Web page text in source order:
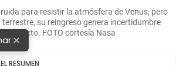
para resistir la atmósfera de Venus, pero
su reingreso genera incertidumbre
impacto. FOTO cortesía Nasa
×
RESUMEN